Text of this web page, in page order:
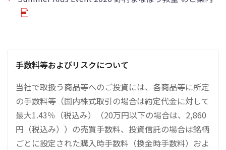
手数料等およびリスクについて
当社で取扱う商品等へのご投資には、各商品等に所定
の手数料等（国内株式取引の場合は約定代金に対して
最大1.43％（税込み）（20万円以下の場合は、2,860
円（税込み））の売買手数料、投資信託の場合は銘柄
ごとに設定された購入時手数料（換金時手数料）およ